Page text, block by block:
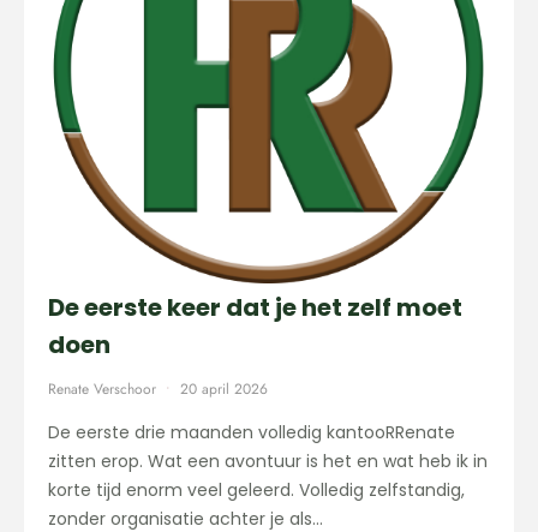
De eerste keer dat je het zelf moet
doen
Renate Verschoor 20 april 2026
De eerste drie maanden volledig kantooRRenate
zitten erop. Wat een avontuur is het en wat heb ik in
korte tijd enorm veel geleerd. Volledig zelfstandig,
zonder organisatie achter je als…